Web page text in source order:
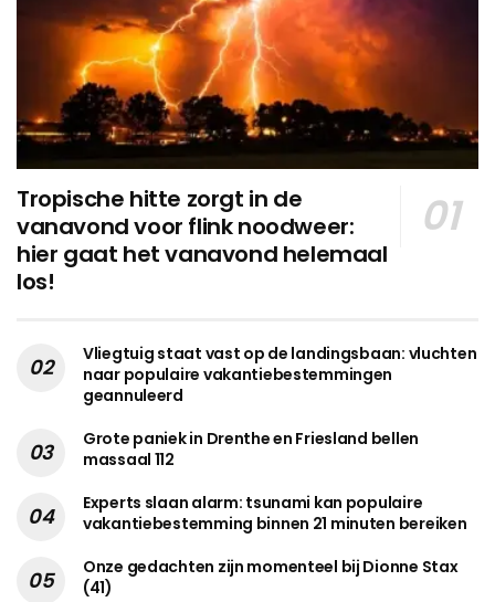
Tropische hitte zorgt in de
vanavond voor flink noodweer:
hier gaat het vanavond helemaal
los!
Vliegtuig staat vast op de landingsbaan: vluchten
naar populaire vakantiebestemmingen
geannuleerd
Grote paniek in Drenthe en Friesland bellen
massaal 112
Experts slaan alarm: tsunami kan populaire
vakantiebestemming binnen 21 minuten bereiken
Onze gedachten zijn momenteel bij Dionne Stax
(41)